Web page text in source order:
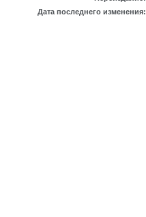
Дата последнего изменения: